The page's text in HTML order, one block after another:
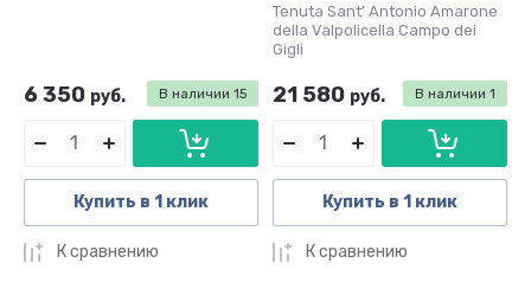
В наличии 15
6 350 руб.
Купить в 1 клик
К сравнению
Tenuta Sant’ Antonio Amarone
della Valpolicella Campo dei
Gigli
В наличии 1
21 580 руб.
Купить в 1 клик
К сравнению